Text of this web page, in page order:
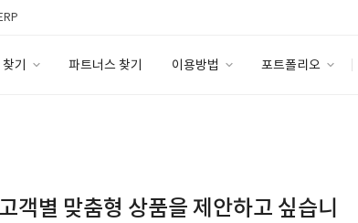
기 파트너스 찾기 이용방법 포트폴리오
객별 맞춤형 상품을 제안하고 싶습니